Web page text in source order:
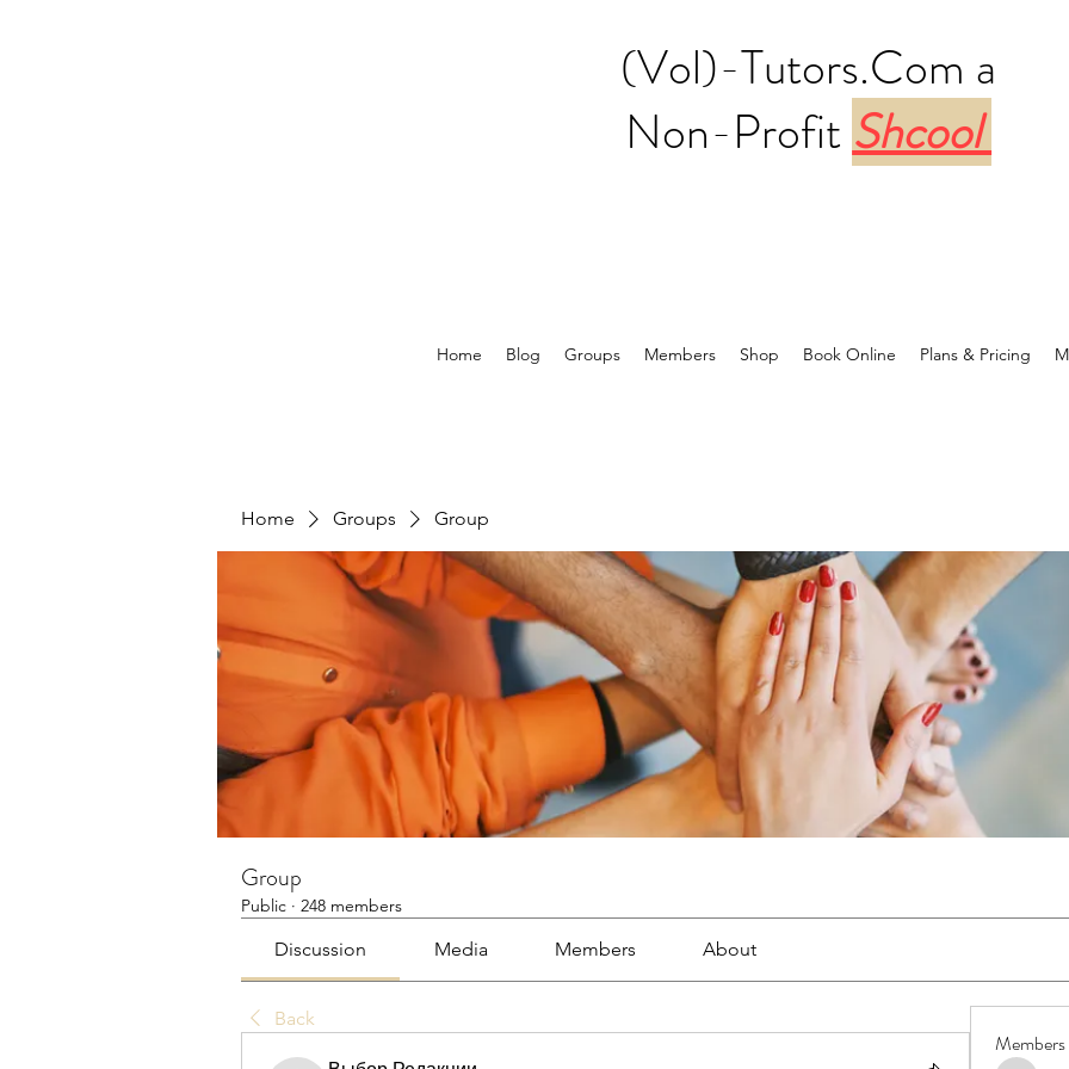
(Vol)-Tutors.Com a
Non-ProfitShcool
Home Blog Groups Members Shop Book Online Plans & Pricing
Home Groups Group
Group
Public · 248 members
Discussion Media Members About
Back
Members